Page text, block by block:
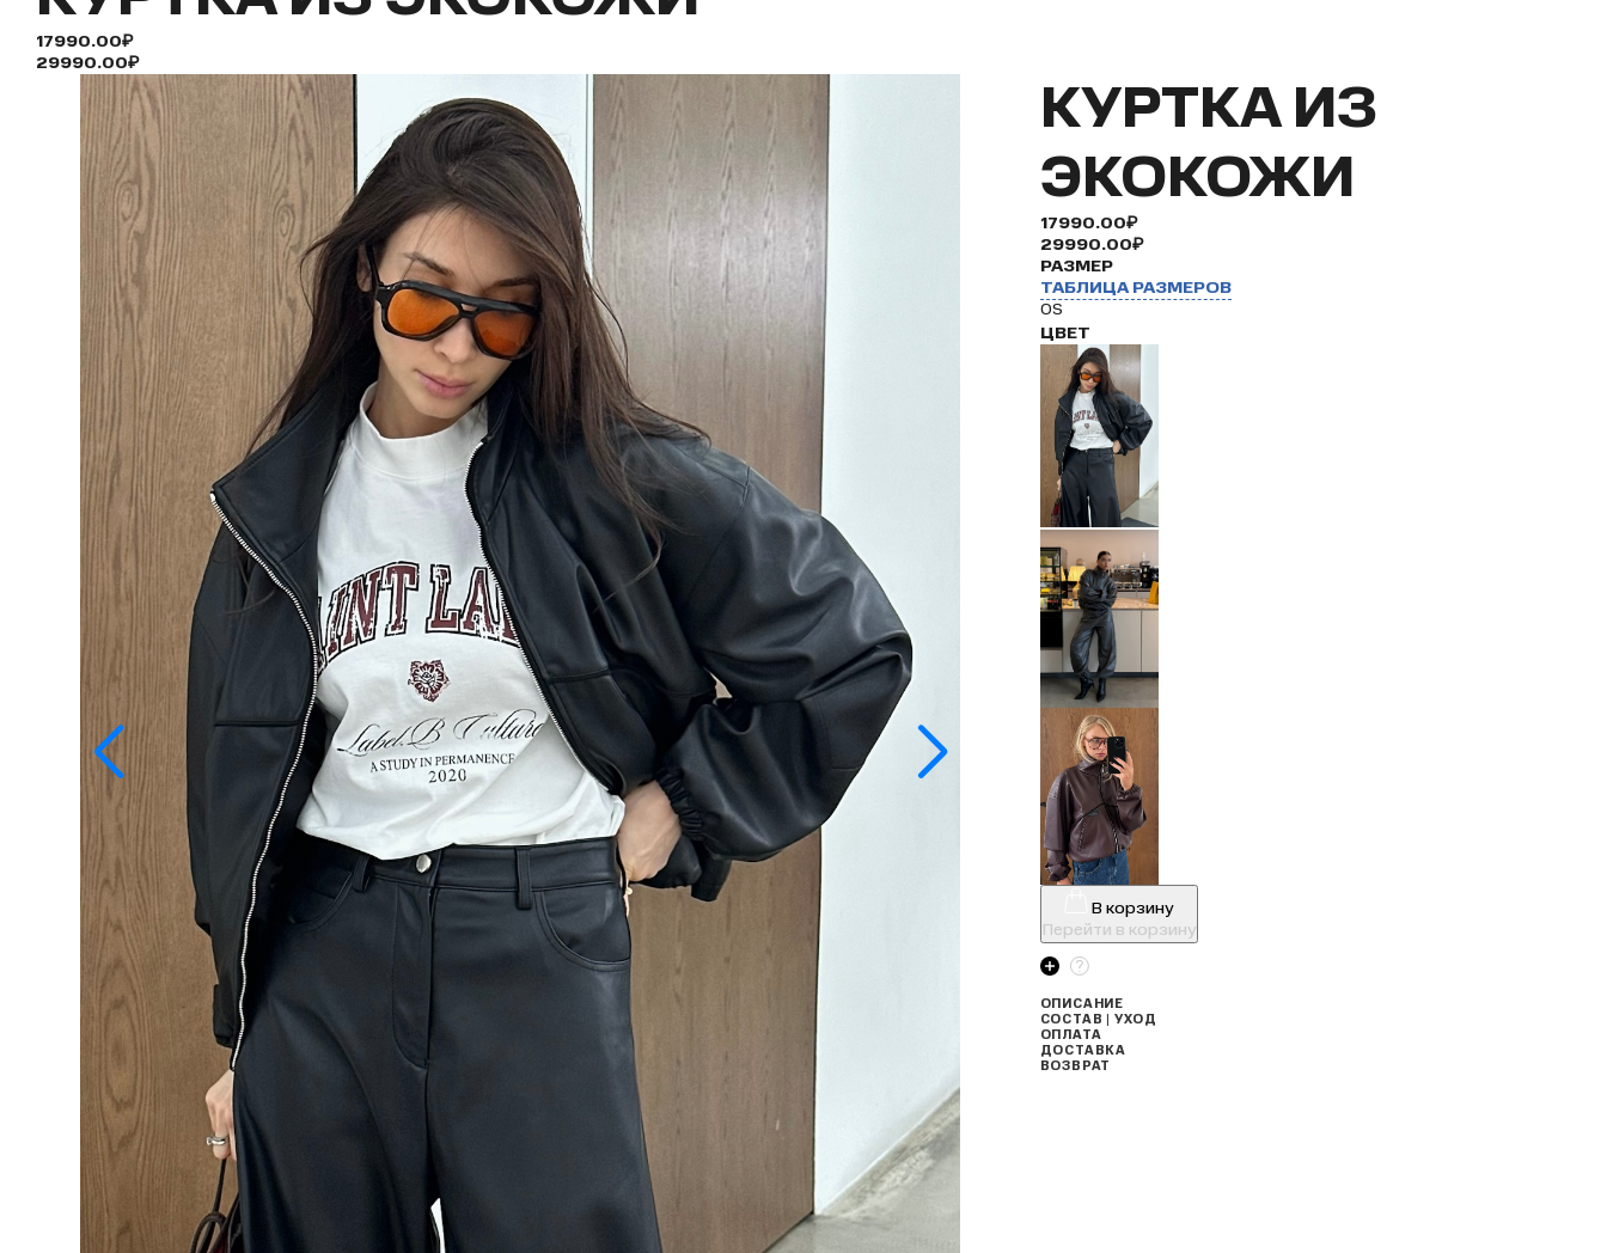
17990.00₽
29990.00₽
КУРТКА ИЗ
ЭКОКОЖИ
17990.00₽
29990.00₽
РАЗМЕР
ТАБЛИЦА РАЗМЕРОВ
OS
ЦВЕТ
В корзину
Перейти в корзину
ОПИСАНИЕ
СОСТАВ | УХОД
ОПЛАТА
ДОСТАВКА
ВОЗВРАТ